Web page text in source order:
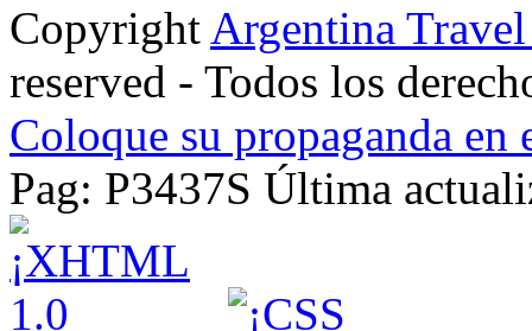
Copyright Argentina
reserved - Todos los
Coloque su propaganda en
Pag: P3437S Última